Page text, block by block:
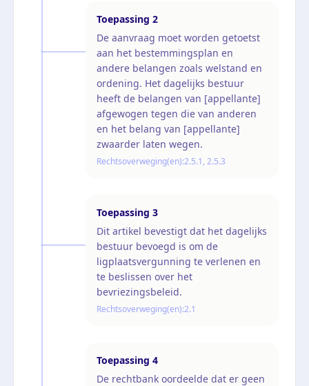
Toepassing 2
De aanvraag moet worden getoetst
aan het bestemmingsplan en
andere belangen zoals welstand en
ordening. Het dagelijks bestuur
heeft de belangen van [appellante]
afgewogen tegen die van anderen
en het belang van [appellante]
zwaarder laten wegen.
Rechtsoverweging(en):2.5.1, 2.5.3
Toepassing 3
Dit artikel bevestigt dat het dagelijks
bestuur bevoegd is om de
ligplaatsvergunning te verlenen en
te beslissen over het
bevriezingsbeleid.
Rechtsoverweging(en):2.1
Toepassing 4
De rechtbank oordeelde dat er geen